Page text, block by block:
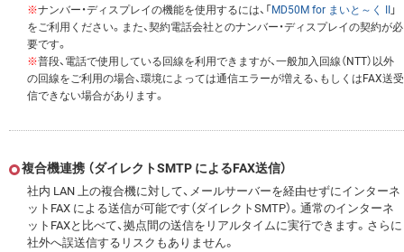
※ナンバー・ディスプレイの機能を使用するには、「MD50M for まいと～く II」
をご利用ください。また、契約電話会社とのナンバー・ディスプレイの契約が必
要です。
※普段、電話で使用している回線を利用できますが、一般加入回線（NTT）以外
の回線をご利用の場合、環境によっては通信エラーが増える、もしくはFAX送受
信できない場合があります。
複合機連携 （ダイレクトSMTP によるFAX送信）
社内 LAN 上の複合機に対して、メールサーバーを経由せずにインターネ
ットFAX による送信が可能です（ダイレクトSMTP）。通常のインターネ
ットFAXと比べて、拠点間の送信をリアルタイムに実行できます。さらに
社外へ誤送信するリスクもありません。